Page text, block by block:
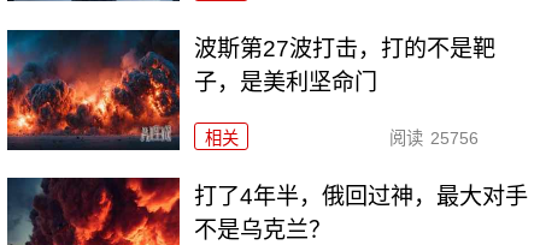
波斯第27波打击，打的不是靶
子，是美利坚命门
相关 阅读 25756
打了4年半，俄回过神，最大对手
不是乌克兰？